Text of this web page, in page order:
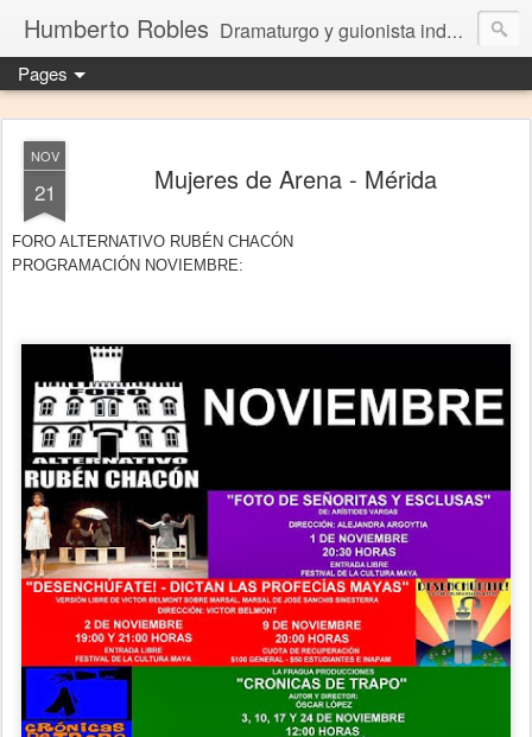
Humberto Robles Dramaturgo y guionista independiente
Pages
NOV
21 Mujeres de Arena - Mérida
FORO ALTERNATIVO RUBÉN CHACÓN
PROGRAMACIÓN NOVIEMBRE: